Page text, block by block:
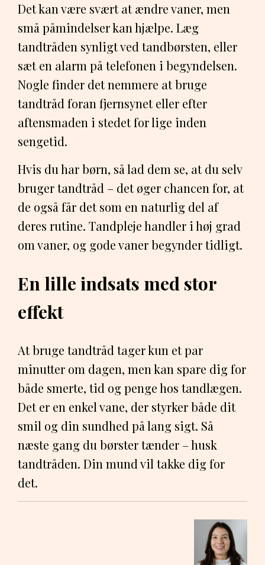
Det kan være svært at ændre vaner, men
små påmindelser kan hjælpe. Læg
tandtråden synligt ved tandbørsten, eller
sæt en alarm på telefonen i begyndelsen.
Nogle finder det nemmere at bruge
tandtråd foran fjernsynet eller efter
aftensmaden i stedet for lige inden
sengetid.
Hvis du har børn, så lad dem se, at du selv
bruger tandtråd – det øger chancen for, at
de også får det som en naturlig del af
deres rutine. Tandpleje handler i høj grad
om vaner, og gode vaner begynder tidligt.
En lille indsats med stor
effekt
At bruge tandtråd tager kun et par
minutter om dagen, men kan spare dig for
både smerte, tid og penge hos tandlægen.
Det er en enkel vane, der styrker både dit
smil og din sundhed på lang sigt. Så
næste gang du børster tænder – husk
tandtråden. Din mund vil takke dig for
det.